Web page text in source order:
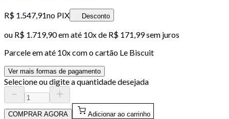
R$ 1.547,91no PIX Desconto
ou R$ 1.719,90em até 10x de R$ 171,99 sem juros
Parcele em até 10x com o cartão Le Biscuit
Ver mais formas de pagamento
Selecione ou digite a quantidade desejada
COMPRAR AGORA Adicionar ao carrinho